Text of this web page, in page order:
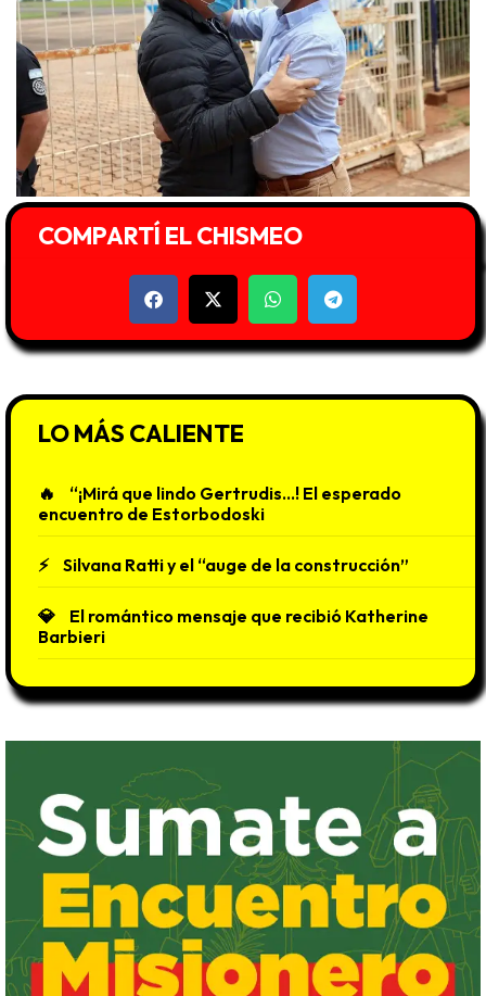
COMPARTÍ EL CHISMEO
LO MÁS CALIENTE
“¡Mirá que lindo Gertrudis…! El esperado
encuentro de Estorbodoski
Silvana Ratti y el “auge de la construcción”
El romántico mensaje que recibió Katherine
Barbieri